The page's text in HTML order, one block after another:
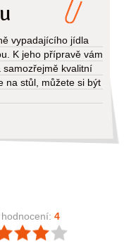
vypadajícího jídla
K jeho přípravě vám
kvalitní
na stůl, můžete si být
4